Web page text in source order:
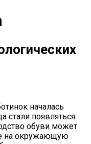
началась
стали появляться
обуви может
на окружающую